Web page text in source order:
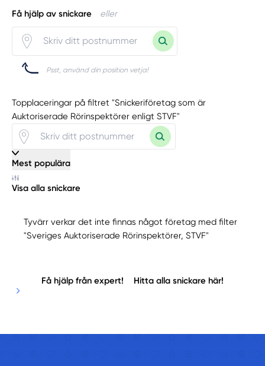
Få hjälp av snickare eller
Psst, använd din position vetja!
Topplaceringar på filtret "Snickeriföretag som är
Auktoriserade Rörinspektörer enligt STVF"
Mest populära
Visa alla snickare
Tyvärr verkar det inte finnas något företag med filter
"Sveriges Auktoriserade Rörinspektörer, STVF"
Få hjälp från expert! Hitta alla snickare här!